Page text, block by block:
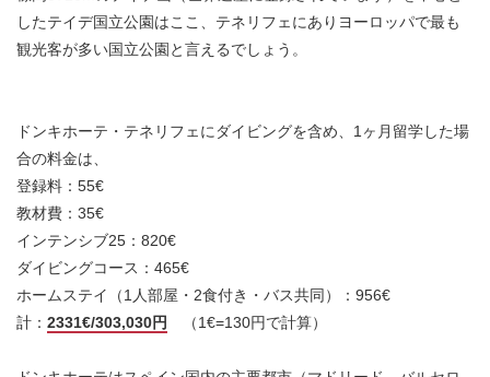
したテイデ国立公園はここ、テネリフェにありヨーロッパで最も
観光客が多い国立公園と言えるでしょう。
ドンキホーテ・テネリフェにダイビングを含め、1ヶ月留学した場
合の料金は、
登録料：55€
教材費：35€
インテンシブ25：820€
ダイビングコース：465€
ホームステイ（1人部屋・2食付き・バス共同）：956€
計： 2331€/303,030円 （1€=130円で計算）